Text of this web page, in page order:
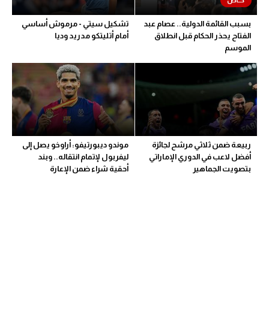
بسبب القائمة الدولية.. عصام عبد
الفتاح يحذر الحكام قبل انطلاق
الموسم
تشكيل سيتي - مرموش أساسي
أمام أتليتكو مدريد وديا
ربيعة ضمن ثلاثي مرشح لجائزة
أفضل لاعب في الدوري الإماراتي
بتصويت الجماهير
موندو ديبورتيفو: أراوخو يصل إلى
ليفربول لإتمام انتقاله.. وبند
أحقية شراء ضمن الإعارة